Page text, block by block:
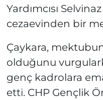
Yardımcısı
cezaevinden bir
Çaykara,
olduğunu
genç kadrolara
etti. CHP Gençlik